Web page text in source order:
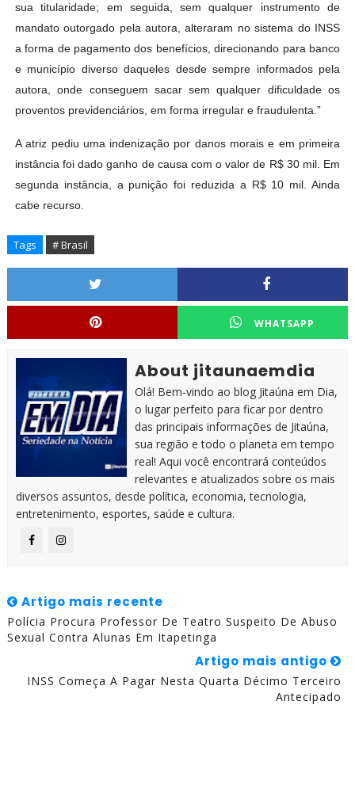
sua titularidade; em seguida, sem qualquer instrumento de
mandato outorgado pela autora, alteraram no sistema do INSS
a forma de pagamento dos benefícios, direcionando para banco
e município diverso daqueles desde sempre informados pela
autora, onde conseguem sacar sem qualquer dificuldade os
proventos previdenciários, em forma irregular e fraudulenta.”
A atriz pediu uma indenização por danos morais e em primeira
instância foi dado ganho de causa com o valor de R$ 30 mil. Em
segunda instância, a punição foi reduzida a R$ 10 mil. Ainda
cabe recurso.
Tags # Brasil
WHATSAPP
About jitaunaemdia
Olá! Bem-vindo ao blog Jitaúna em Dia,
o lugar perfeito para ficar por dentro
das principais informações de Jitaúna,
sua região e todo o planeta em tempo
real! Aqui você encontrará conteúdos
relevantes e atualizados sobre os mais
diversos assuntos, desde política, economia, tecnologia,
entretenimento, esportes, saúde e cultura.
Artigo mais recente
Polícia Procura Professor De Teatro Suspeito De Abuso
Sexual Contra Alunas Em Itapetinga
Artigo mais antigo
INSS Começa A Pagar Nesta Quarta Décimo Terceiro
Antecipado